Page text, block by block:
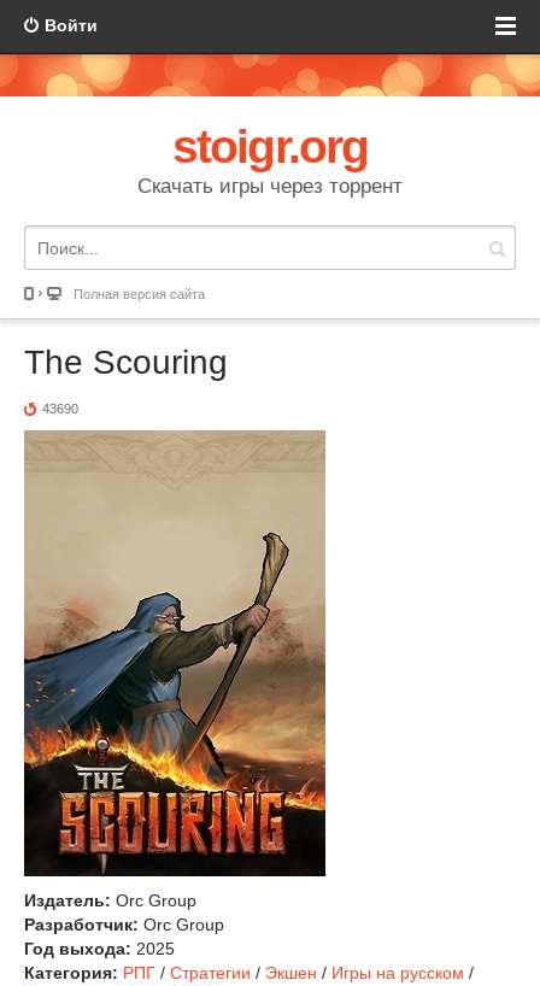
Войти
stoigr.org
Скачать игры через торрент
Полная версия сайта
The Scouring
43690
Издатель: Orc Group
Разработчик: Orc Group
Год выхода: 2025
Категория: РПГ / Стратегии / Экшен / Игры на русском /